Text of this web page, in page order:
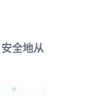
全地从